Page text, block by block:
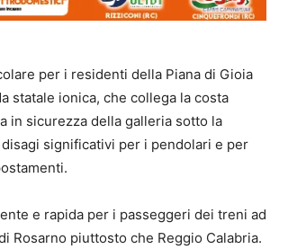
per i residenti della Piana di Gioia
statale ionica, che collega la costa
in sicurezza della galleria sotto la
significativi per i pendolari e per
e rapida per i passeggeri dei treni ad
Rosarno piuttosto che Reggio Calabria.